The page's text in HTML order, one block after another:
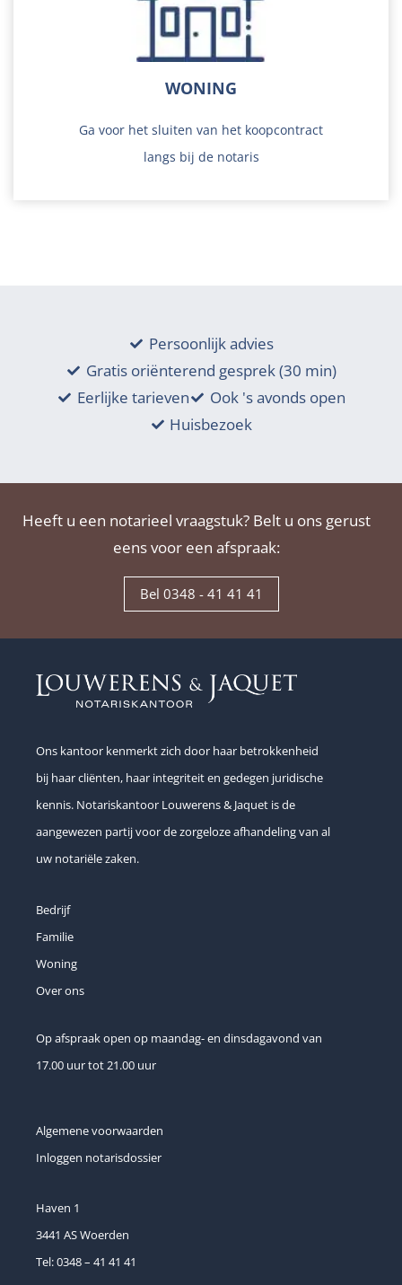
WONING
Ga voor het sluiten van het koopcontract
langs bij de notaris
Lees verder
Persoonlijk advies
Gratis oriënterend gesprek (30 min)
Eerlijke tarieven
Ook 's avonds open
Huisbezoek
Heeft u een notarieel vraagstuk? Belt u ons gerust
eens voor een afspraak:
Bel 0348 - 41 41 41
Ons kantoor kenmerkt zich door haar betrokkenheid
bij haar cliënten, haar integriteit en gedegen juridische
kennis. Notariskantoor Louwerens & Jaquet is de
aangewezen partij voor de zorgeloze afhandeling van al
uw notariële zaken.
Bedrijf
Familie
Woning
Over ons
Op afspraak open op maandag- en dinsdagavond van
17.00 uur tot 21.00 uur
Algemene voorwaarden
Inloggen notarisdossier
Haven 1
3441 AS Woerden
Tel: 0348 – 41 41 41